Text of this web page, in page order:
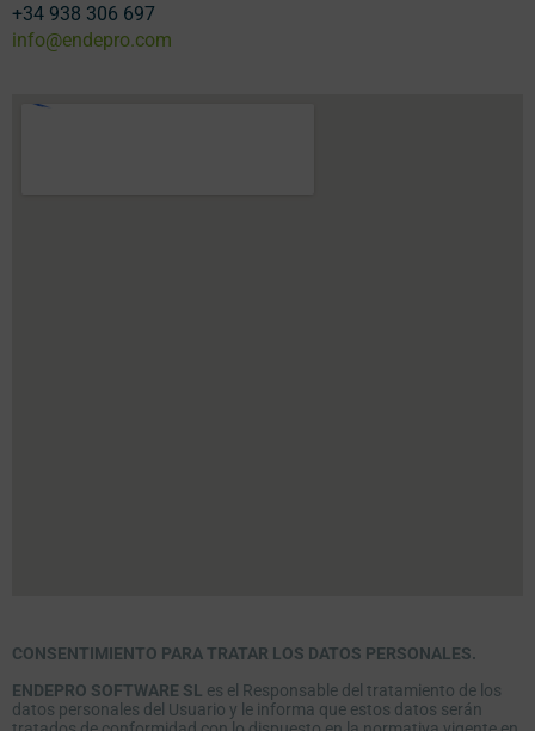
+34 938 306 697
info@endepro.com
CONSENTIMIENTO PARA TRATAR LOS DATOS PERSONALES.
ENDEPRO SOFTWARE SL es el Responsable del tratamiento de los
datos personales del Usuario y le informa que estos datos serán